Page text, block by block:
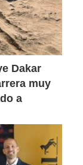
Dakar
muy
a